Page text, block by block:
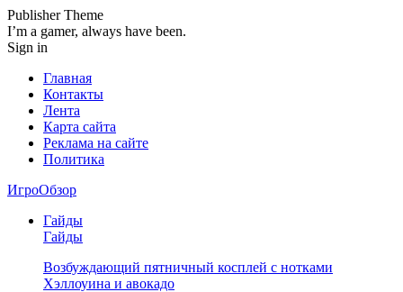
Publisher Theme
I’m a gamer, always have been.
Sign in
Главная
Контакты
Лента
Карта сайта
Реклама на сайте
Политика
ИгроОбзор
Гайды
Гайды
Возбуждающий пятничный косплей с нотками
Хэллоуина и авокадо